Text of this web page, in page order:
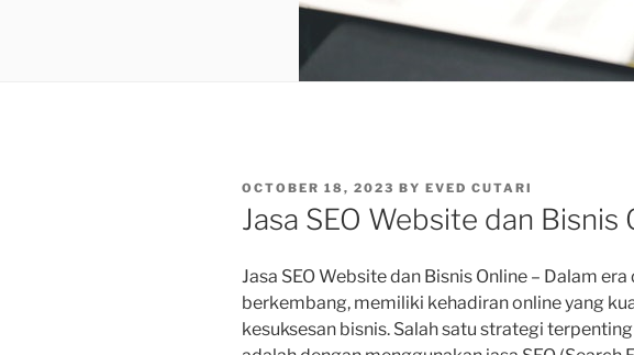
POSTED
ON
OCTOBER 18, 2023 BY EVED CUTARI
Jasa SEO Website dan Bisnis
Jasa SEO Website dan Bisnis Online – Dalam
berkembang, memiliki kehadiran online yang
kesuksesan bisnis. Salah satu strategi